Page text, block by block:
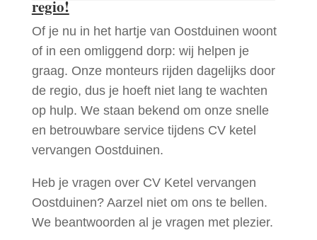
regio!
Of je nu in het hartje van Oostduinen woont
of in een omliggend dorp: wij helpen je
graag. Onze monteurs rijden dagelijks door
de regio, dus je hoeft niet lang te wachten
op hulp. We staan bekend om onze snelle
en betrouwbare service tijdens CV ketel
vervangen Oostduinen.
Heb je vragen over CV Ketel vervangen
Oostduinen? Aarzel niet om ons te bellen.
We beantwoorden al je vragen met plezier.